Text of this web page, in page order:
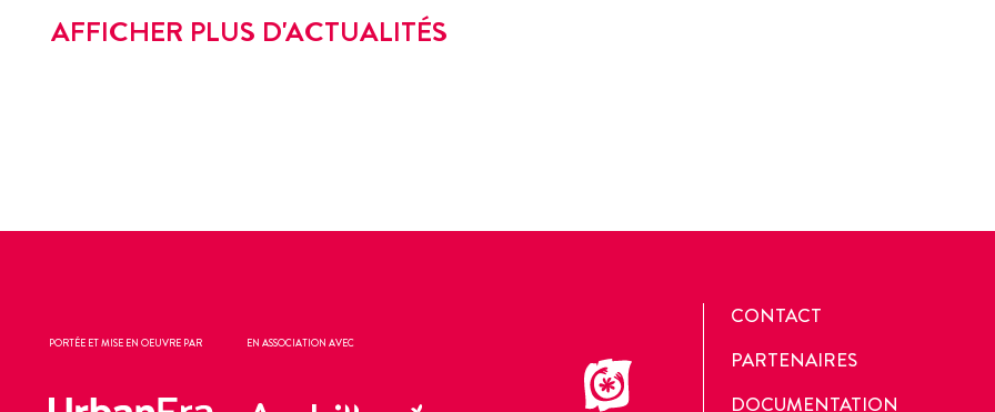
AFFICHER PLUS D'ACTUALITÉS
PORTÉE ET MISE EN OEUVRE PAR EN ASSOCIATION AVEC
CONTACT
PARTENAIRES
DOCUMENTATION